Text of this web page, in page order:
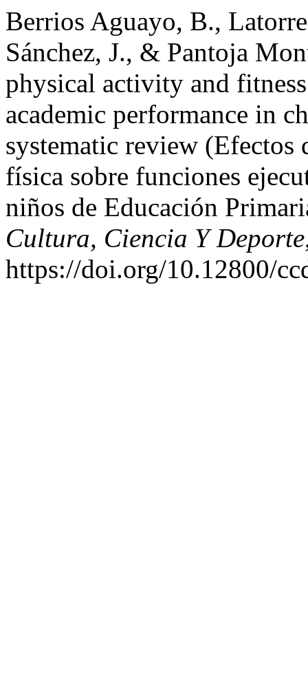
Berrios Aguayo, B.,
Sánchez, J., & Pantoja
physical activity and
academic performance in
systematic review
física sobre funciones
niños de Educación
Cultura, Ciencia Y Deporte
https://doi.org/10.12800/